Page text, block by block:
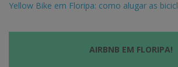
Yellow Bike em Floripa: como alugar as
AIRBNB EM FLORIPA!